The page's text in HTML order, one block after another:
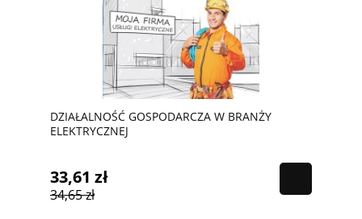
DZIAŁALNOŚĆ GOSPODARCZA W BRANŻY
ELEKTRYCZNEJ
33,61 zł
34,65 zł